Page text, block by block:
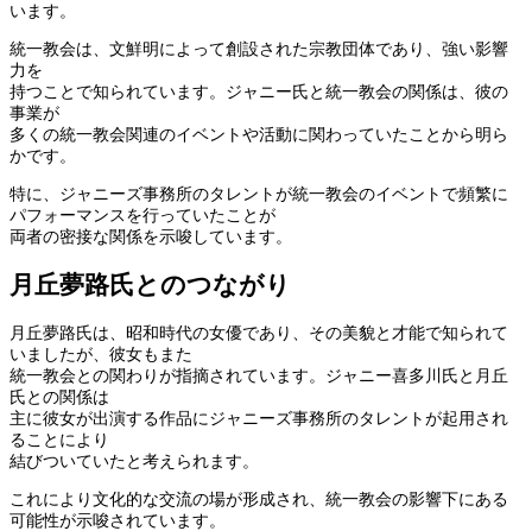
います。
統一教会は、文鮮明によって創設された宗教団体であり、強い影響
力を
持つことで知られています。ジャニー氏と統一教会の関係は、彼の
事業が
多くの統一教会関連のイベントや活動に関わっていたことから明ら
かです。
特に、ジャニーズ事務所のタレントが統一教会のイベントで頻繁に
パフォーマンスを行っていたことが
両者の密接な関係を示唆しています。
月丘夢路氏とのつながり
月丘夢路氏は、昭和時代の女優であり、その美貌と才能で知られて
いましたが、彼女もまた
統一教会との関わりが指摘されています。ジャニー喜多川氏と月丘
氏との関係は
主に彼女が出演する作品にジャニーズ事務所のタレントが起用され
ることにより
結びついていたと考えられます。
これにより文化的な交流の場が形成され、統一教会の影響下にある
可能性が示唆されています。